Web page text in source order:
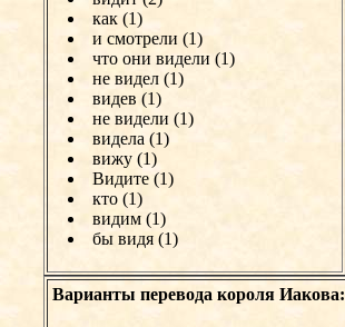
как (1)
и смотрели (1)
что они видели (1)
не видел (1)
видев (1)
не видели (1)
видела (1)
вижу (1)
Видите (1)
кто (1)
видим (1)
бы видя (1)
Варианты перевода короля Иакова: